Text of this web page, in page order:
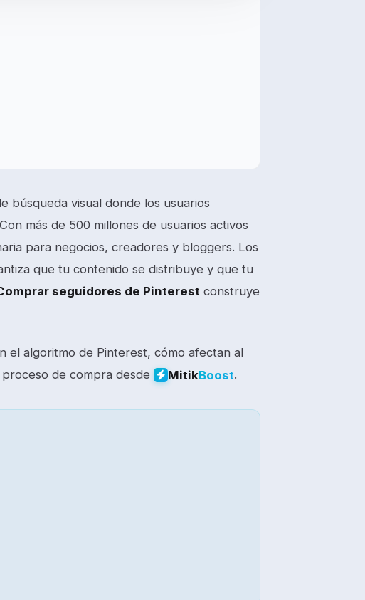
búsqueda visual donde los usuarios
más de 500 millones de usuarios activos
para negocios, creadores y bloggers. Los
que tu contenido se distribuye y que tu
seguidores de Pinterest construye
el algoritmo de Pinterest, cómo afectan al
de compra desde
MitikBoost.